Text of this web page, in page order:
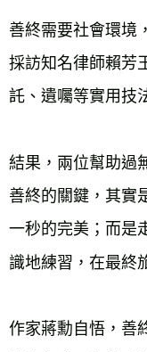
善終需要社會環境
採訪知名律師賴芳
託、遺囑等實用技
結果，兩位幫助過
善終的關鍵，其實
一秒的完美；而是
識地練習，在最終
作家蔣勳自悟，善